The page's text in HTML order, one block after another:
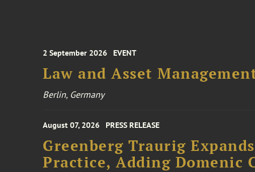
2 September 2026 EVENT
Law and Asset
Berlin, Germany
August 07, 2026 PRESS RELEASE
Greenberg Traurig
Practice, Adding Domenic